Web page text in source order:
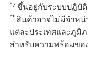
*7 ขึ้นอยู่กับระบบปฏิบัติ
** สินค้าอาจไม่มีจำหน่
แต่ละประเทศและภูมิ
สำหรับความพร้อมข